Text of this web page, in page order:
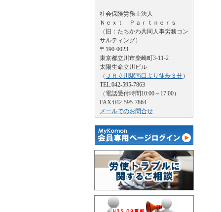
社会保険労務士法人
Ｎｅｘｔ Ｐａｒｔｎｅｒｓ
（旧：たちかわ共同人事労務コン
サルティング）
〒190-0023
東京都立川市柴崎町3-11-2
太陽生命立川ビル
（ ＪＲ立川駅南口より徒歩３分）
TEL:042-595-7863
（電話受付時間10:00～17:00）
FAX:042-595-7864
メールでのお問合せ